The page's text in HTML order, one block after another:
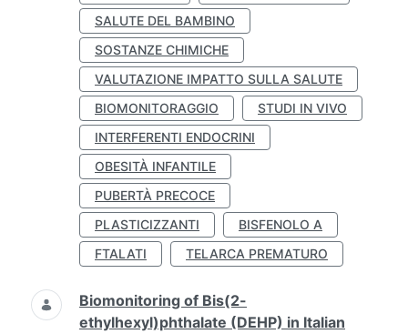
SALUTE DEL BAMBINO
SOSTANZE CHIMICHE
VALUTAZIONE IMPATTO SULLA SALUTE
BIOMONITORAGGIO
STUDI IN VIVO
INTERFERENTI ENDOCRINI
OBESITÀ INFANTILE
PUBERTÀ PRECOCE
PLASTICIZZANTI
BISFENOLO A
FTALATI
TELARCA PREMATURO
Biomonitoring of Bis(2-
ethylhexyl)phthalate (DEHP) in Italian